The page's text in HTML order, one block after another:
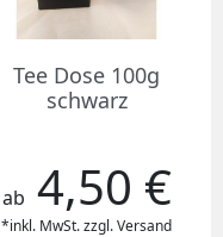
Tee Dose 100g
schwarz
Preis
ab 4,50 €
*inkl. MwSt. zzgl. Versand